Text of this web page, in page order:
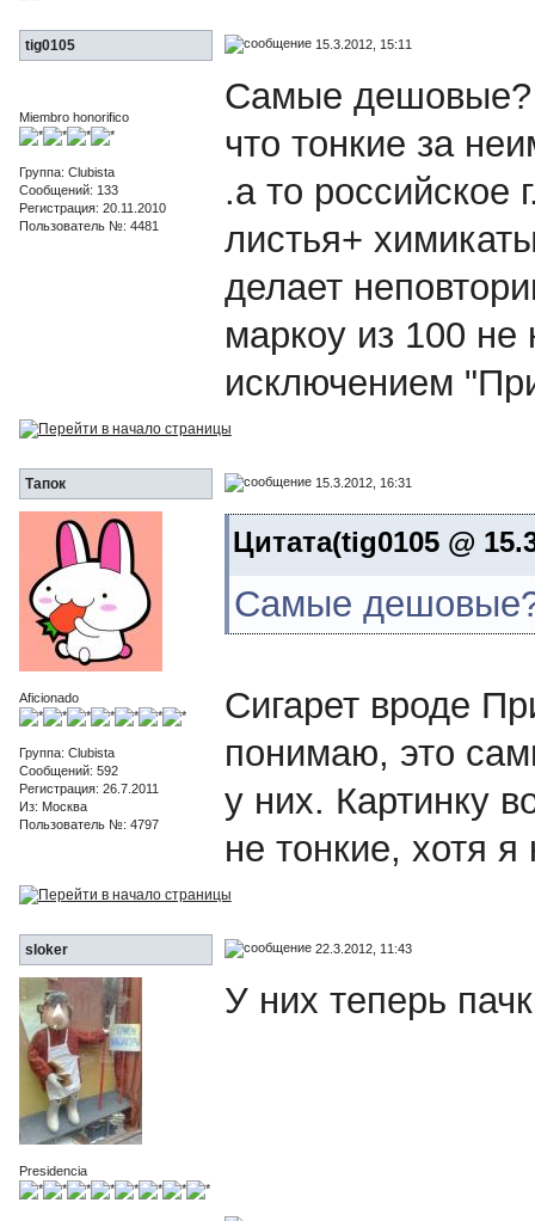
tig0105 15.3.2012, 15:11
Miembro honorifico
Группа: Clubista
Сообщений: 133
Регистрация: 20.11.2010
Пользователь №: 4481
Самые дешовые?
что тонкие за
.а то российское
листья+
делает
маркоу из 100
исключением
Тапок 15.3.2012, 16:31
Aficionado
Группа: Clubista
Сообщений: 592
Регистрация: 26.7.2011
Из: Москва
Пользователь №: 4797
Цитата(tig0105 @
Самые
Сигарет вроде
понимаю, это
у них. Картинку
не тонкие, хотя
sloker 22.3.2012, 11:43
Presidencia
У них теперь